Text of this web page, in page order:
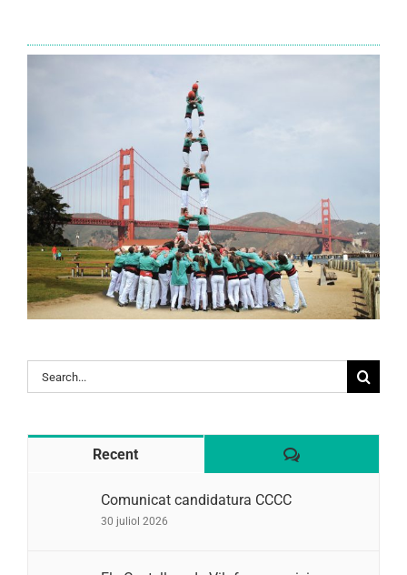
Search
for:
Recent Comentaris
Comunicat candidatura CCCC
30 juliol 2026